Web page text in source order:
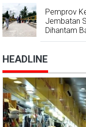
Pemprov
Jembatan
Dihantam
HEADLINE